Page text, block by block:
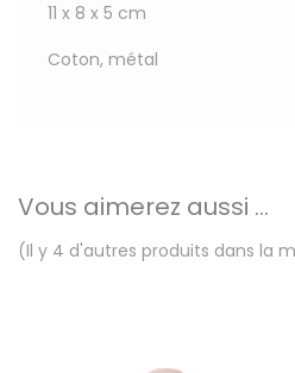
11 x 8 x 5 cm
Coton, métal
Vous aimerez aussi ...
(Il y 4 d'autres produits dans la